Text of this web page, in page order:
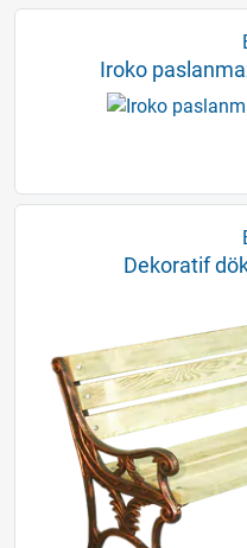
Iroko
Dekoratif